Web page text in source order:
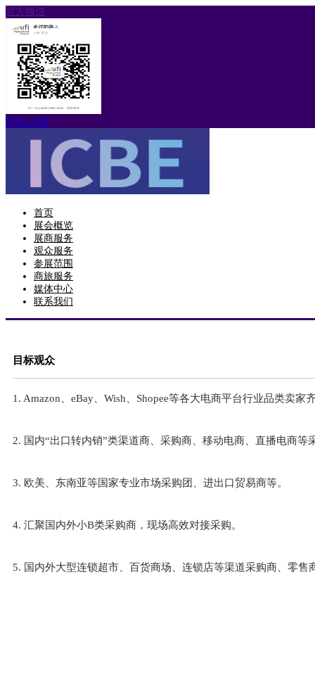
官方微信
ENGLISH
首页
展会概览
展商服务
观众服务
参展范围
商旅服务
媒体中心
联系我们
目标观众
1. Amazon、eBay、Wish、Shopee等各大电商平台行业品类卖
2. 国内“出口转内销”类渠道商、采购商、移动电商、直播电商等
3. 欧美、东南亚等国家专业市场采购团、进出口贸易商等。
4. 汇聚国内外小B类采购商，现场高效对接采购。
5. 国内外大型连锁超市、百货商场、连锁店等渠道采购商、零售